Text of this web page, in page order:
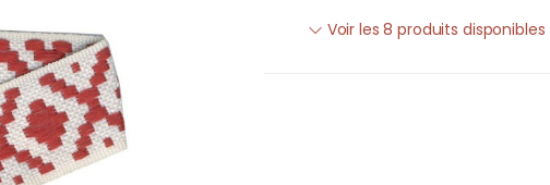
Voir les 8 produits disponibles